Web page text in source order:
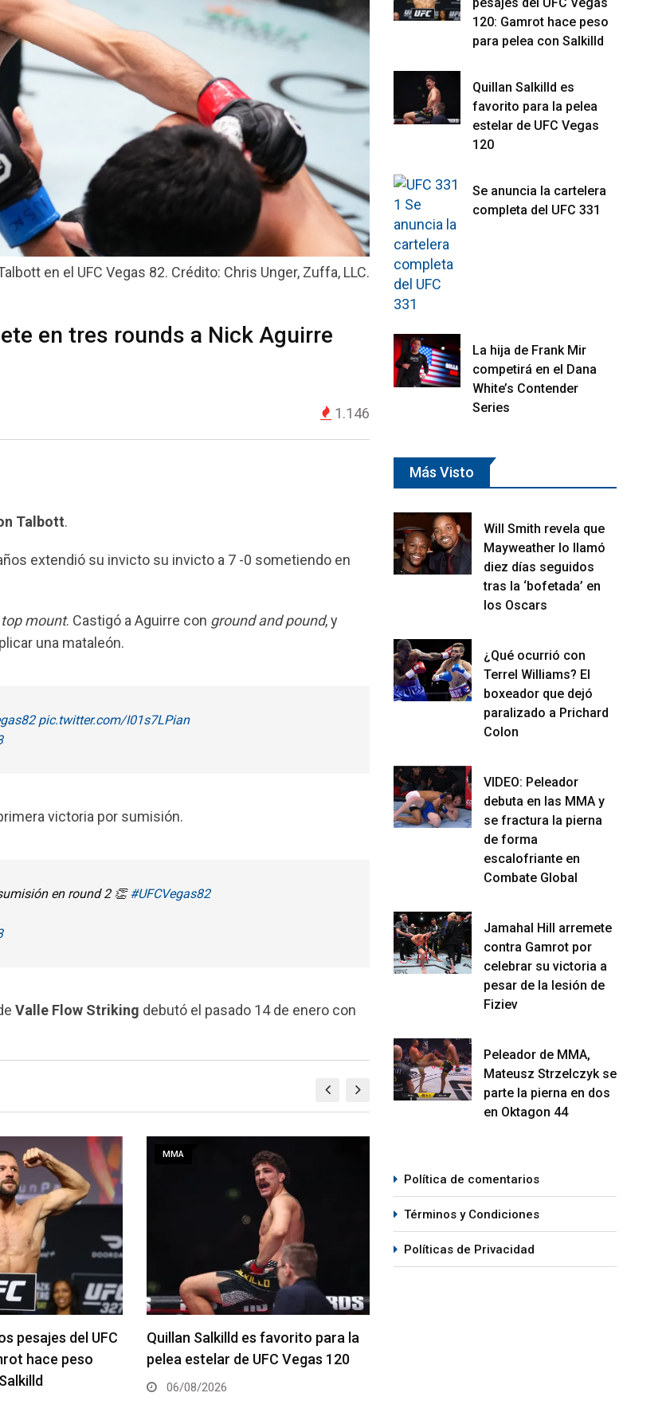
en el UFC Vegas 82. Crédito: Chris Unger, Zuffa, LLC.
en tres rounds a Nick Aguirre
1.146
Talbott.
extendió su invicto su invicto a 7 -0 sometiendo en
top mount. Castigó a Aguirre con ground and pound, y
una mataleón.
pic.twitter.com/I01s7LPian
victoria por sumisión.
en round 2 👏#UFCVegas82
Valle Flow Striking debutó el pasado 14 de enero con
favorito para la
Vegas 120
MMA
Se anuncia la cartelera completa
del UFC 331
06/08/2026
120: Gamrot hace peso
para pelea con Salkilld
Quillan Salkilld es
favorito para la pelea
estelar de UFC Vegas
120
Se anuncia la cartelera
completa del UFC 331
La hija de Frank Mir
competirá en el Dana
White’s Contender
Series
Más Visto
Will Smith revela que
Mayweather lo llamó
diez días seguidos
tras la ‘bofetada’ en
los Oscars
¿Qué ocurrió con
Terrel Williams? El
boxeador que dejó
paralizado a Prichard
Colon
VIDEO: Peleador
debuta en las MMA y
se fractura la pierna
de forma
escalofriante en
Combate Global
Jamahal Hill arremete
contra Gamrot por
celebrar su victoria a
pesar de la lesión de
Fiziev
Peleador de MMA,
Mateusz Strzelczyk se
parte la pierna en dos
en Oktagon 44
Política de comentarios
Términos y Condiciones
Políticas de Privacidad